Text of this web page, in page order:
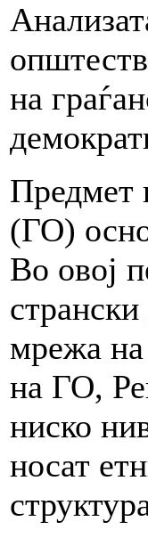
на
Предмет
(ГО)
Во овој
мрежа на
на ГО,
ниско
носат